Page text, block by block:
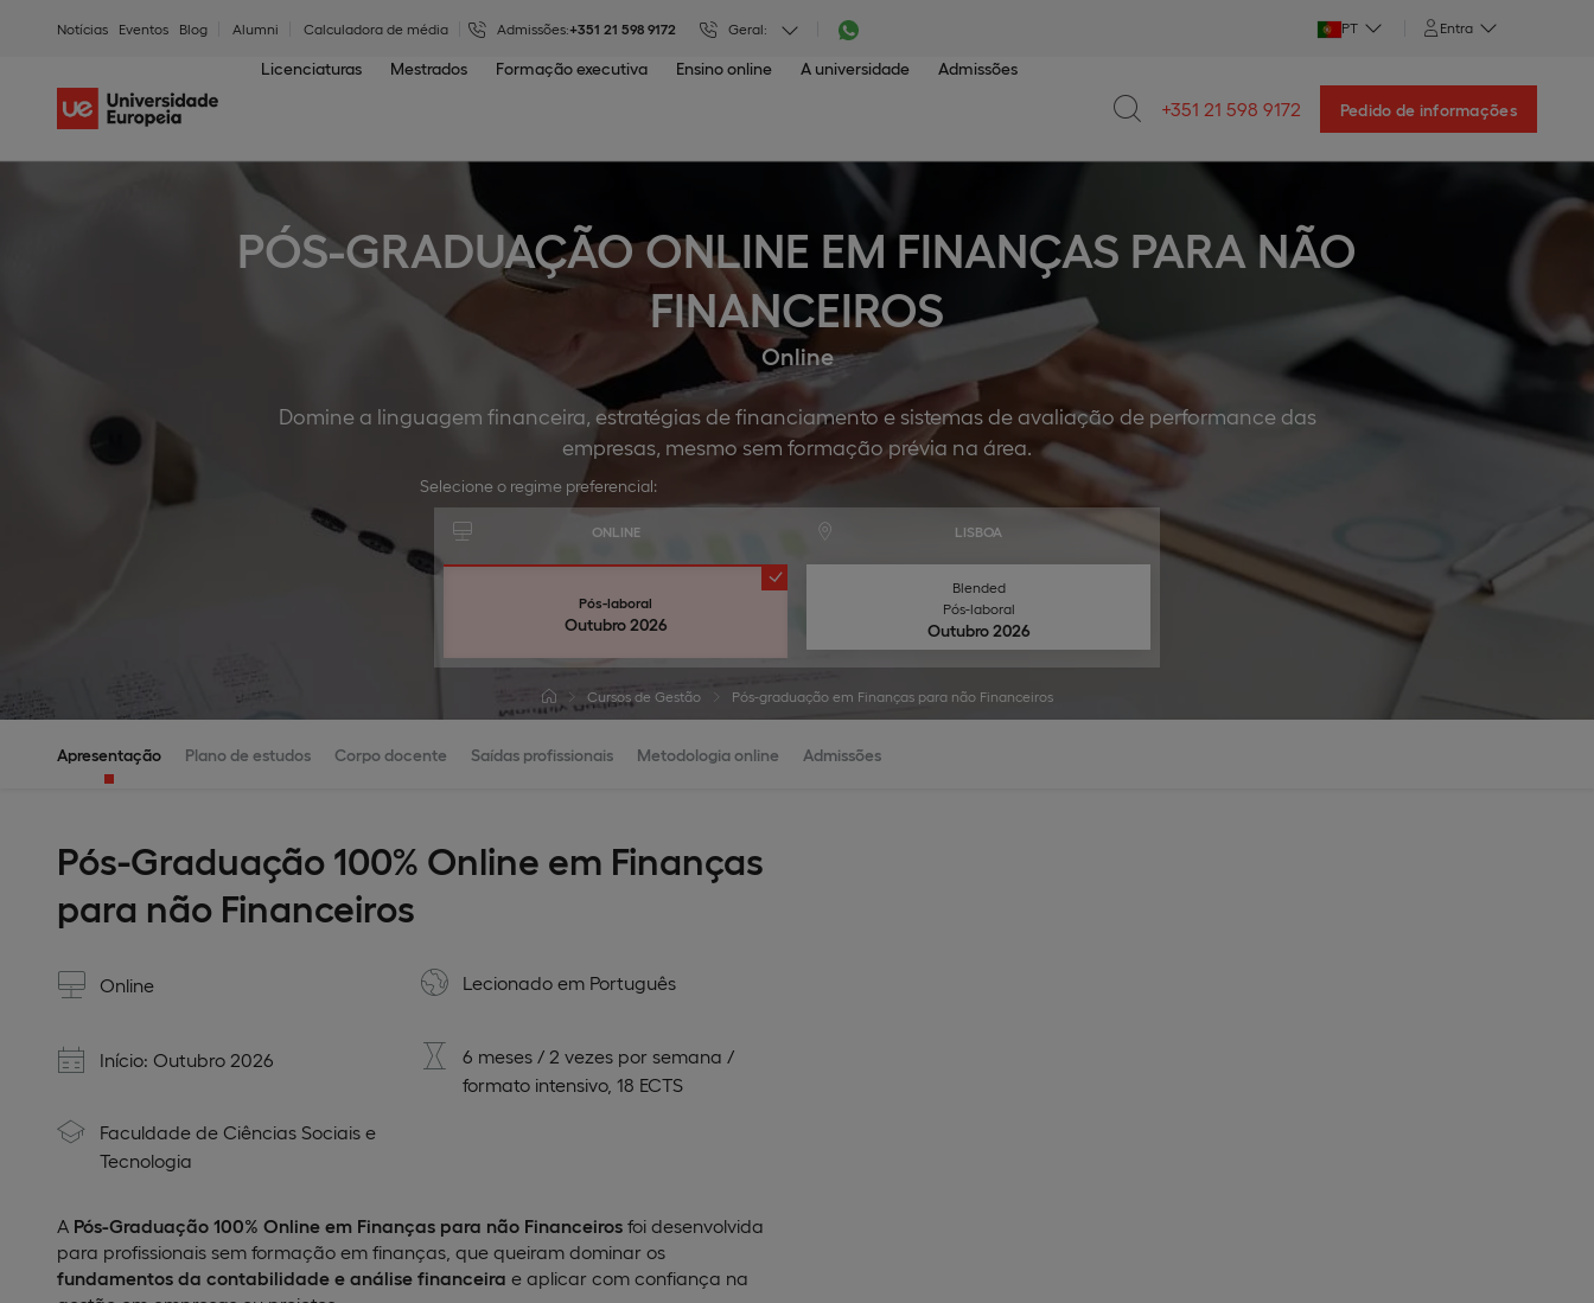
Notícias Eventos Blog Alumni Calculadora de média Admissões:+351 21 598 9172 Geral: PT Entra
Licenciaturas Mestrados Formação executiva Ensino online A universidade Admissões
+351 21 598 9172 Pedido de informações
PÓS-GRADUAÇÃO ONLINE EM FINANÇAS PARA NÃO
FINANCEIROS
Online
Domine a linguagem financeira, estratégias de financiamento e sistemas de avaliação de performance das
empresas, mesmo sem formação prévia na área.​
Selecione o regime preferencial:
ONLINE
Pós-laboral
Outubro 2026
LISBOA
Blended
Pós-laboral
Outubro 2026
Cursos de Gestão Pós-graduação em Finanças para não Financeiros
Apresentação Plano de estudos Corpo docente Saídas profissionais Metodologia online Admissões
Pós-Graduação 100% Online em Finanças
para não Financeiros
Online Lecionado em Português
Início: Outubro 2026
6 meses / 2 vezes por semana /
formato intensivo, 18 ECTS
Faculdade de Ciências Sociais e
Tecnologia
A Pós-Graduação 100% Online em Finanças para não Financeiros foi desenvolvida
para profissionais sem formação em finanças, que queiram dominar os
fundamentos da contabilidade e análise financeira e aplicar com confiança na